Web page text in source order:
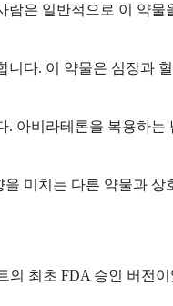
은 일반적으로 이 약물
다. 이 약물은 심장과
아비라테론을 복용하는
미치는 다른 약물과 상
초 FDA 승인 버전이